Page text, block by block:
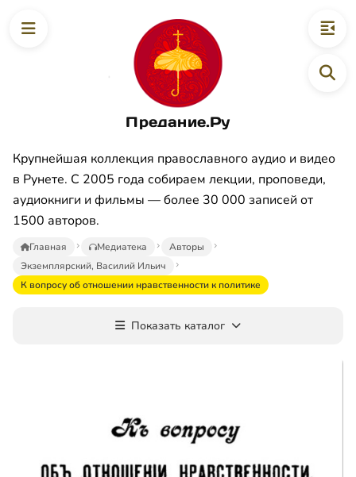
Предание.Ру
Крупнейшая коллекция православного аудио и видео
в Рунете. С 2005 года собираем лекции, проповеди,
аудиокниги и фильмы — более 30 000 записей от
1500 авторов.
Главная Медиатека
Авторы
Экземплярский, Василий Ильич
К вопросу об отношении нравственности к политике
Показать каталог